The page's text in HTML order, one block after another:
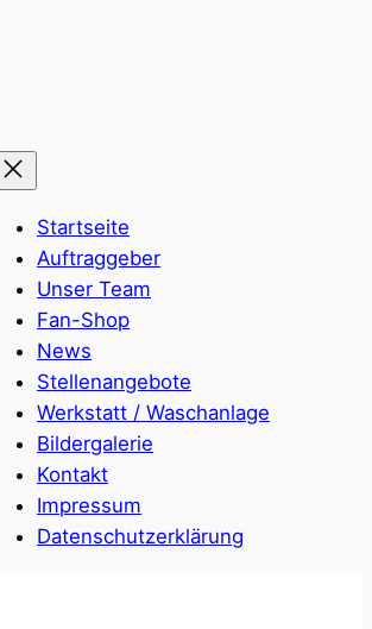
Startseite
Auftraggeber
Unser Team
Fan-Shop
News
Stellenangebote
Werkstatt / Waschanlage
Bildergalerie
Kontakt
Impressum
Datenschutzerklärung